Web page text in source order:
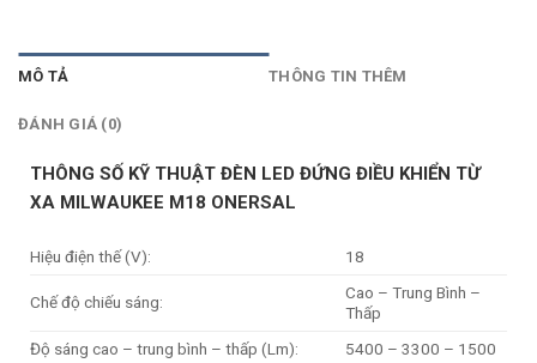
MÔ TẢ THÔNG TIN THÊM
ĐÁNH GIÁ (0)
THÔNG SỐ KỸ THUẬT ĐÈN LED ĐỨNG ĐIỀU KHIỂN TỪ
XA MILWAUKEE M18 ONERSAL
Hiệu điện thế (V): 18
Chế độ chiếu sáng:
Cao – Trung Bình –
Thấp
Độ sáng cao – trung bình – thấp (Lm):
5400 – 3300 – 1500